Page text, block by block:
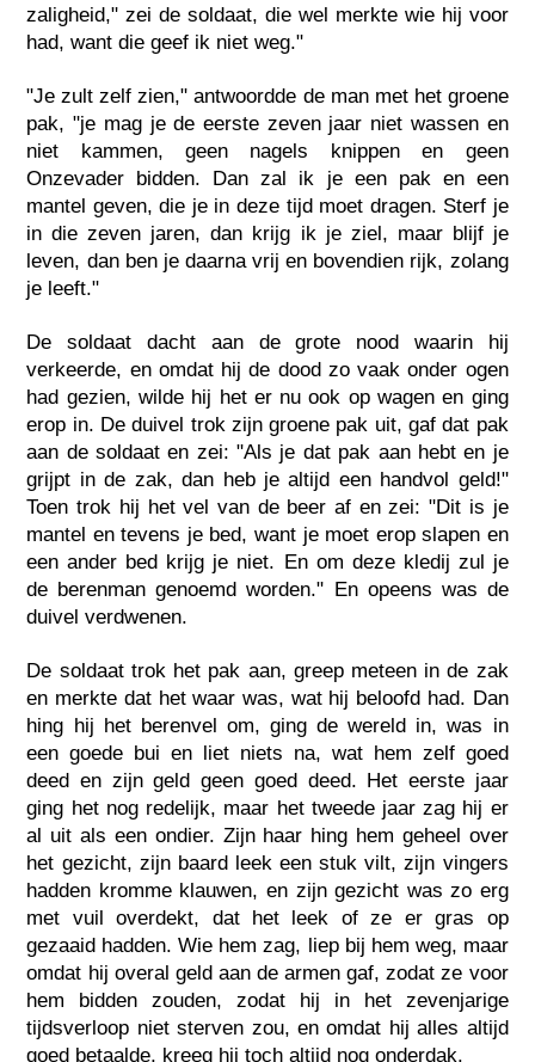
zaligheid," zei de soldaat, die wel merkte wie hij voor
had, want die geef ik niet weg."
"Je zult zelf zien," antwoordde de man met het groene
pak, "je mag je de eerste zeven jaar niet wassen en
niet kammen, geen nagels knippen en geen
Onzevader bidden. Dan zal ik je een pak en een
mantel geven, die je in deze tijd moet dragen. Sterf je
in die zeven jaren, dan krijg ik je ziel, maar blijf je
leven, dan ben je daarna vrij en bovendien rijk, zolang
je leeft."
De soldaat dacht aan de grote nood waarin hij
verkeerde, en omdat hij de dood zo vaak onder ogen
had gezien, wilde hij het er nu ook op wagen en ging
erop in. De duivel trok zijn groene pak uit, gaf dat pak
aan de soldaat en zei: "Als je dat pak aan hebt en je
grijpt in de zak, dan heb je altijd een handvol geld!"
Toen trok hij het vel van de beer af en zei: "Dit is je
mantel en tevens je bed, want je moet erop slapen en
een ander bed krijg je niet. En om deze kledij zul je
de berenman genoemd worden." En opeens was de
duivel verdwenen.
De soldaat trok het pak aan, greep meteen in de zak
en merkte dat het waar was, wat hij beloofd had. Dan
hing hij het berenvel om, ging de wereld in, was in
een goede bui en liet niets na, wat hem zelf goed
deed en zijn geld geen goed deed. Het eerste jaar
ging het nog redelijk, maar het tweede jaar zag hij er
al uit als een ondier. Zijn haar hing hem geheel over
het gezicht, zijn baard leek een stuk vilt, zijn vingers
hadden kromme klauwen, en zijn gezicht was zo erg
met vuil overdekt, dat het leek of ze er gras op
gezaaid hadden. Wie hem zag, liep bij hem weg, maar
omdat hij overal geld aan de armen gaf, zodat ze voor
hem bidden zouden, zodat hij in het zevenjarige
tijdsverloop niet sterven zou, en omdat hij alles altijd
goed betaalde, kreeg hij toch altijd nog onderdak.